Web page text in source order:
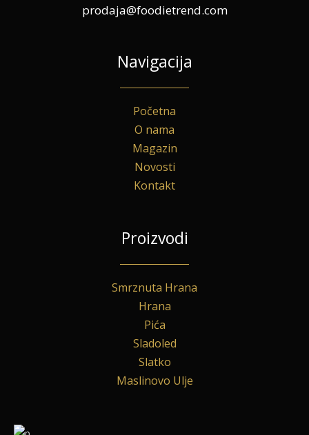
prodaja@foodietrend.com
Navigacija
Početna
O nama
Magazin
Novosti
Kontakt
Proizvodi
Smrznuta Hrana
Hrana
Pića
Sladoled
Slatko
Maslinovo Ulje